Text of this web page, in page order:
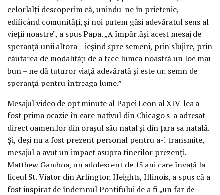
celorlalți descoperim că, unindu-ne în prietenie,
edificând comunități, și noi putem găsi adevăratul sens al
vieții noastre”, a spus Papa. „A împărtăși acest mesaj de
speranță unii altora – ieșind spre semeni, prin slujire, prin
căutarea de modalități de a face lumea noastră un loc mai
bun – ne dă tuturor viață adevărată și este un semn de
speranță pentru întreaga lume.”
Mesajul video de opt minute al Papei Leon al XIV-lea a
fost prima ocazie în care nativul din Chicago s-a adresat
direct oamenilor din orașul său natal și din țara sa natală.
Și, deși nu a fost prezent personal pentru a-l transmite,
mesajul a avut un impact asupra tinerilor prezenți.
Matthew Gamboa, un adolescent de 15 ani care învață la
liceul St. Viator din Arlington Heights, Illinois, a spus că a
fost inspirat de îndemnul Pontifului de a fi „un far de